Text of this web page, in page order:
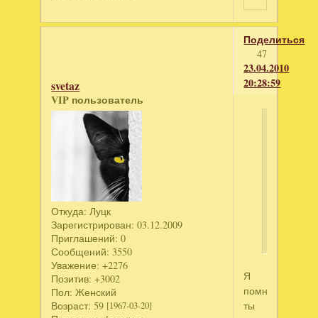
Поделиться
47
23.04.2010
20:28:59
svetaz
VIP пользователь
Откуда: Луцк
Зарегистрирован: 03.12.2009
Приглашений: 0
Сообщений: 3550
Уважение: +2276
Позитив: +3002
Пол: Женский
Возраст: 59 [1967-03-20]
Я
помню,
ты